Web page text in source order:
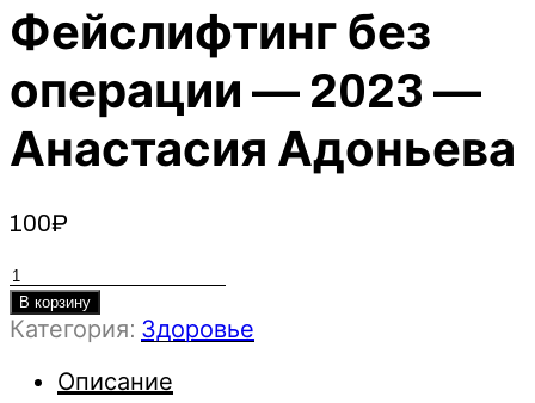
Фейслифтинг без
операции — 2023 —
Анастасия Адоньева
100₽
Количество
товара
Фейслифтинг
операции
В корзину
Категория: Здоровье
Описание